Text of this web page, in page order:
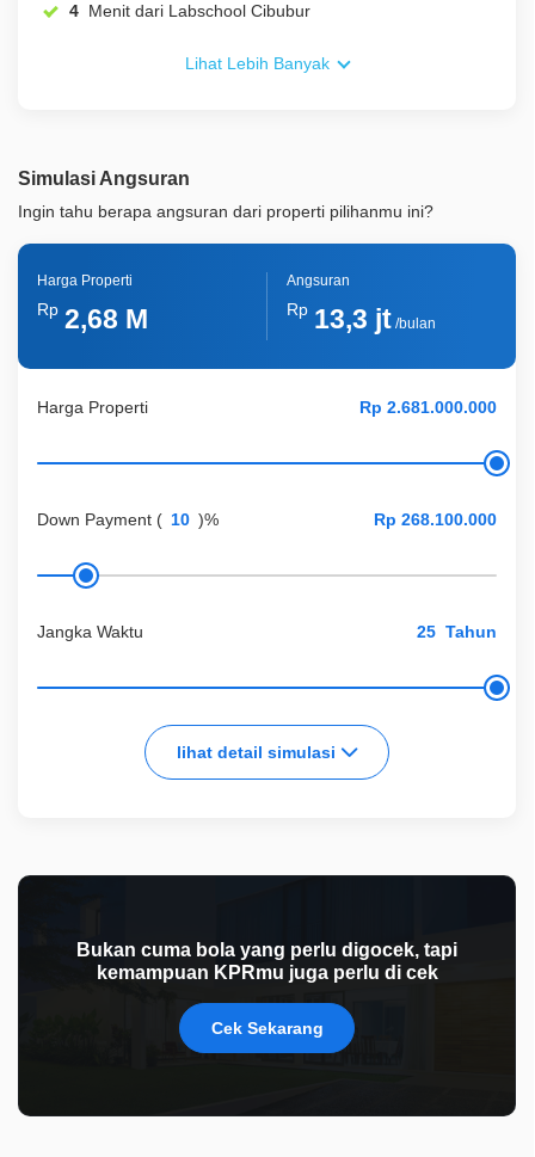
4 Menit dari Labschool Cibubur
Lihat Lebih Banyak
Simulasi Angsuran
Ingin tahu berapa angsuran dari properti pilihanmu ini?
Harga Properti
Down Payment ( )%
Jangka Waktu Tahun
lihat detail simulasi
Harga Properti
Rp 2,68 M
Angsuran
Rp 13,3 jt/bulan
Bukan cuma bola yang perlu digocek, tapi
kemampuan KPRmu juga perlu di cek
Cek Sekarang